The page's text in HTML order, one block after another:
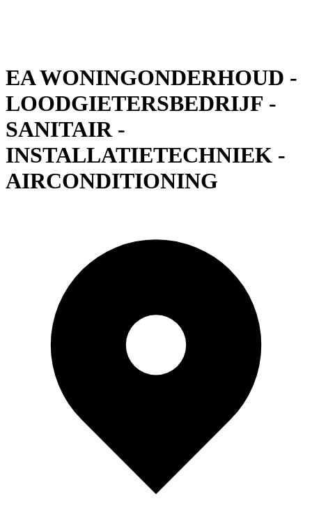
EA WONINGONDERHOUD -
LOODGIETERSBEDRIJF -
SANITAIR -
INSTALLATIETECHNIEK -
AIRCONDITIONING